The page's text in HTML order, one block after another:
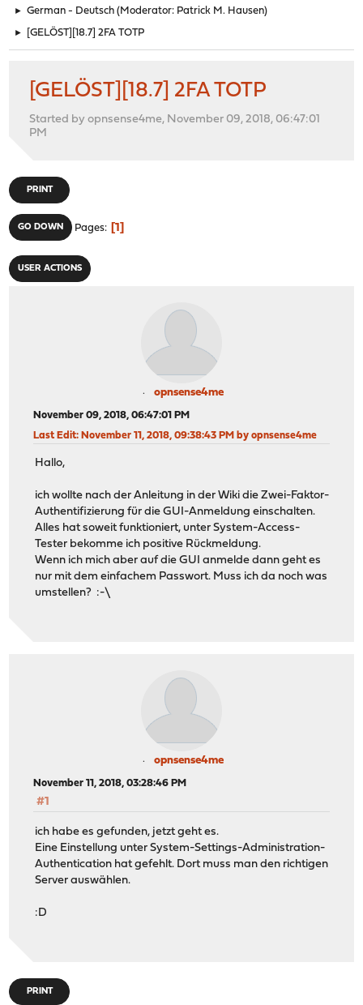
► German - Deutsch (Moderator: Patrick M. Hausen)
► [GELÖST][18.7] 2FA TOTP
[GELÖST][18.7] 2FA TOTP
Started by opnsense4me, November 09, 2018, 06:47:01
PM
PRINT
GO DOWN Pages 1
USER ACTIONS
opnsense4me
November 09, 2018, 06:47:01 PM
Last Edit: November 11, 2018, 09:38:43 PM by opnsense4me
Hallo,
ich wollte nach der Anleitung in der Wiki die Zwei-Faktor-
Authentifizierung für die GUI-Anmeldung einschalten.
Alles hat soweit funktioniert, unter System-Access-
Tester bekomme ich positive Rückmeldung.
Wenn ich mich aber auf die GUI anmelde dann geht es
nur mit dem einfachem Passwort. Muss ich da noch was
umstellen? :-\
opnsense4me
November 11, 2018, 03:28:46 PM
#1
ich habe es gefunden, jetzt geht es.
Eine Einstellung unter System-Settings-Administration-
Authentication hat gefehlt. Dort muss man den richtigen
Server auswählen.
:D
PRINT